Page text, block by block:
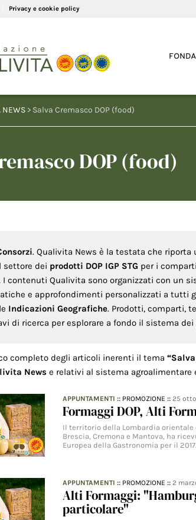
Privacy e cookie policy
NEWS > Salva Cremasco DOP (food)
DOP (food)
. Qualivita News è la testata che riporta
settore dei prodotti DOP IGP STG per i
I contenuti Qualivita sono organizzati con un
e approfondimenti personalizzati a tutti
Indicazioni Geografiche. Prodotti, comparti,
di ricerca per esplorare a fondo il sistema dei
completo degli articoli inerenti il tema
News e relativi al sistema agroalimentare
APPUNTAMENTI :: PROMOZIONE ::25
Formaggi DOP, Alti
Il territorio della Lombardia orientale
Brescia, Cremona e Mantova, ha
Europea della Gastronomia per il
APPUNTAMENTI :: PROMOZIONE ::2
Alti Formaggi:
particolare"